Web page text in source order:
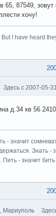
65, 87549,
хочу!
I have heard
Здесь с 2007-05-31
д.34 кв 56
- значит
Знать -
Пить - значит
Мариуполь